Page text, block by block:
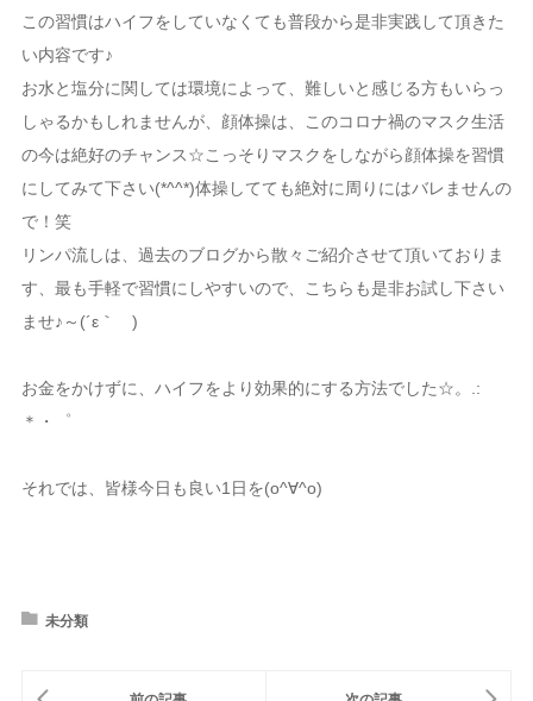
この習慣はハイフをしていなくても普段から是非実践して頂きた
い内容です♪
お水と塩分に関しては環境によって、難しいと感じる方もいらっ
しゃるかもしれませんが、顔体操は、このコロナ禍のマスク生活
の今は絶好のチャンス☆こっそりマスクをしながら顔体操を習慣
にしてみて下さい(*^^*)体操してても絶対に周りにはバレませんの
で！笑
リンパ流しは、過去のブログから散々ご紹介させて頂いておりま
す、最も手軽で習慣にしやすいので、こちらも是非お試し下さい
ませ♪～(´ε｀ )
お金をかけずに、ハイフをより効果的にする方法でした☆。.:
＊・゜
それでは、皆様今日も良い1日を(o^∀^o)
未分類